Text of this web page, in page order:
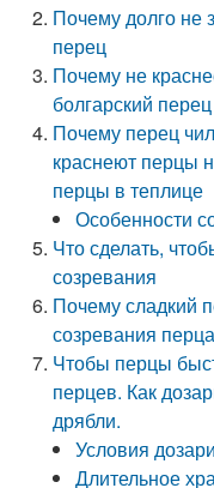
Почему долго не
перец
Почему не
болгарский
Почему перец
краснеют перцы
перцы в теплице
Особенности
Что сделать,
созревания
Почему сладкий
созревания перца
Чтобы перцы
перцев. Как
дрябли.
Условия
Длительное